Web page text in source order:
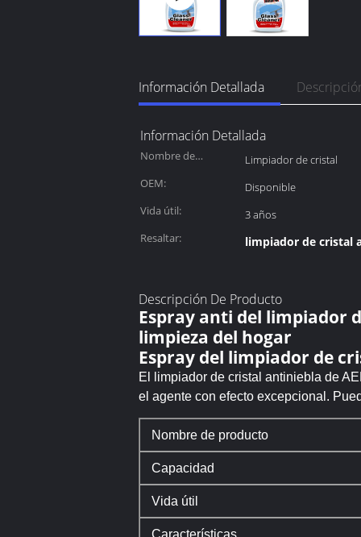
Información Detallada
Información Detallada
Nombre de
Limpiador de cristal
OEM:
Disponible
Vida útil:
3 años
Resaltar:
limpiador de cristal
Descripción De Producto
Espray anti del limpiador
limpieza del hogar
Espray del limpiador de
El limpiador de cristal antiniebla de
el agente con efecto excepcional.
Nombre de producto
Capacidad
Vida útil
Características